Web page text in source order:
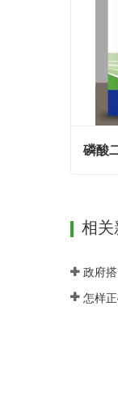
磷酸
相关
怎样